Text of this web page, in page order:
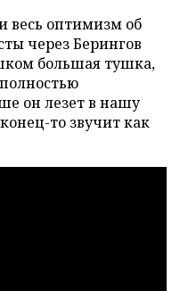
весь оптимизм об
через Берингов
большая тушка,
он лезет в нашу
то звучит как